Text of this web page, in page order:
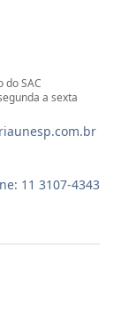
SAC
a sexta
11 3107-4343